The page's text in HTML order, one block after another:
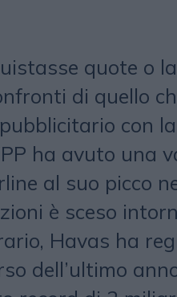
quote o
di quello
con
ha avuto una
al suo picco
è sceso
Havas ha
dell’ultimo